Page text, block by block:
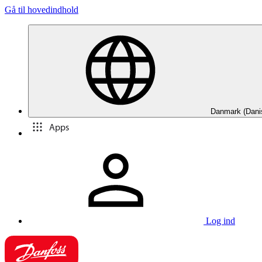
Gå til hovedindhold
Danmark
Apps
Log ind